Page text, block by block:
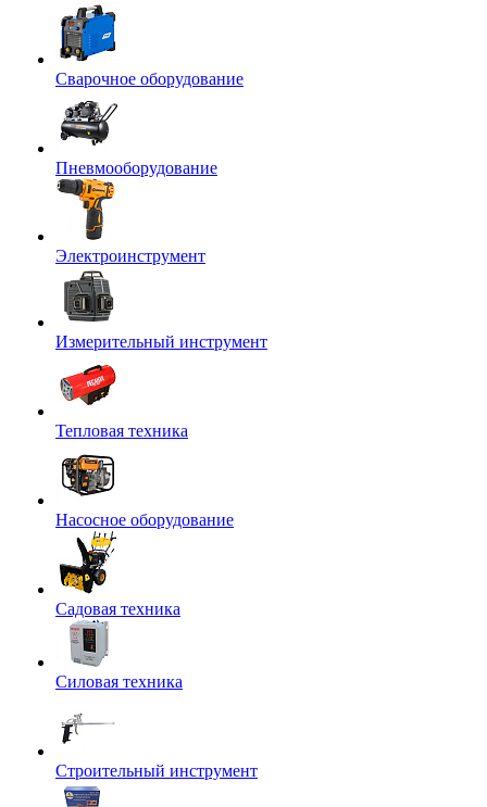
Сварочное оборудование
Пневмооборудование
Электроинструмент
Измерительный инструмент
Тепловая техника
Насосное оборудование
Садовая техника
Силовая техника
Строительный инструмент